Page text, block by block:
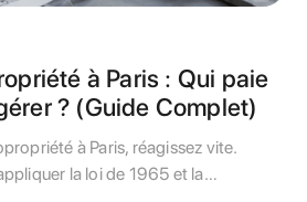
à Paris : Qui paie
? (Guide Complet)
à Paris, réagissez vite.
la loi de 1965 et la